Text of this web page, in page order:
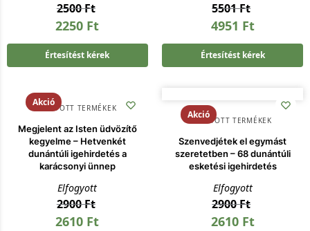
2500Ft
2250 Ft
Értesítést kérek
5501Ft
4951 Ft
Értesítést kérek
Akció
KIFUTOTT TERMÉKEK
Megjelent az Isten üdvözítő
kegyelme – Hetvenkét
dunántúli igehirdetés a
karácsonyi ünnep
Elfogyott
2900Ft
2610 Ft
Akció
KIFUTOTT TERMÉKEK
Szenvedjétek el egymást
szeretetben – 68 dunántúli
esketési igehirdetés
Elfogyott
2900Ft
2610 Ft